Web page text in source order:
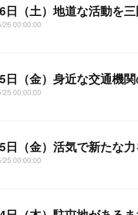
日（土）地道な活動を
26 00:00:00
日（金）身近な交通機
25 00:00:00
日（金）活気で新たな
25 00:00:00